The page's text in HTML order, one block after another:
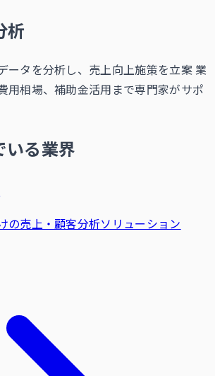
析
ータを分析し、売上向上施策を立案 業
用相場、補助金活用まで専門家がサポ
いる業界
の売上・顧客分析ソリューション